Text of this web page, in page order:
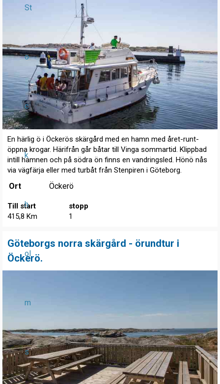
St
o
c
k
h
ol
m
s
En härlig ö i Öckerös skärgård med en hamn med året-runt-
öppna krogar. Härifrån går båtar till Vinga sommartid. Klippbad
intill hamnen och på södra ön finns en vandringsled. Hönö nås
via vägfärja eller med turbåt från Stenpiren i Göteborg.
Ort Öckerö
Till start
415,8 Km
stopp
1
Göteborgs norra skärgård - örundtur i
Öckerö.